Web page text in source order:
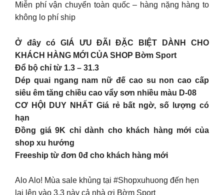
Miễn phí vận chuyển toàn quốc – hàng nặng hàng to
không lo phí ship
Ở đây có GIÁ ƯU ĐÃI ĐẶC BIỆT DÀNH CHO
KHÁCH HÀNG MỚI CỦA SHOP Bờm Sport
Đổ bộ chỉ từ 1.3 – 31.3
Dép quai ngang nam nữ đế cao su non cao cấp
siêu êm tăng chiều cao vẩy sơn nhiều màu D-08
CƠ HỘI DUY NHẤT Giá rẻ bất ngờ, số lượng có
hạn
Đồng giá 9K chỉ dành cho khách hàng mới của
shop xu hướng
Freeship từ đơn 0đ cho khách hàng mới
Alo Alo! Mùa sale khủng tại #Shopxuhuong đến hẹn
lại lên vào 3.3 này cả nhà ơi Bờm Sport